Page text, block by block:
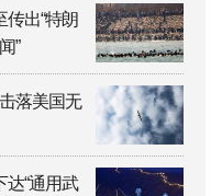
出“特朗
”
落美国无
达“通用武